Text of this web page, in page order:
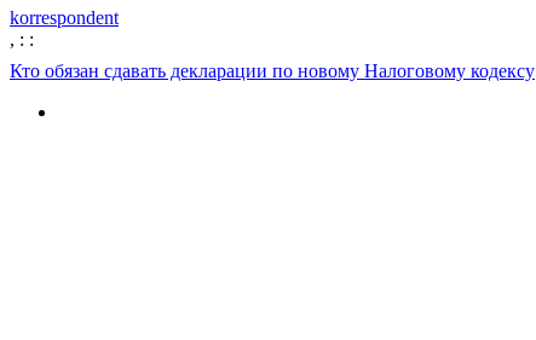
korrespondent
, : :
Кто обязан сдавать декларации по новому Налоговому кодексу